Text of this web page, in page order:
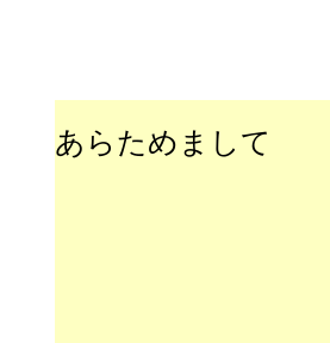
あらためまして